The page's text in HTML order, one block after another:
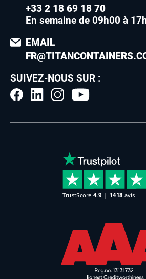
+33 2 18 69 18 70
En semaine de 09h00 à
EMAIL
SUIVEZ-NOUS SUR :